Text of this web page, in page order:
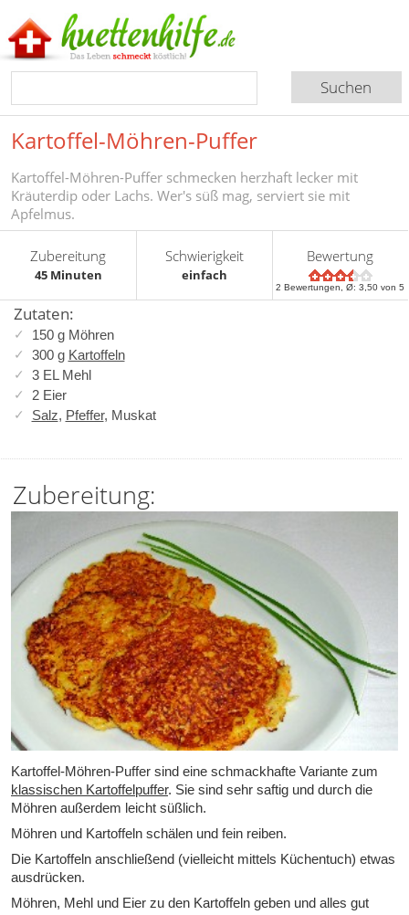
Kartoffel-Möhren-Puffer
Kartoffel-Möhren-Puffer schmecken herzhaft lecker mit
Kräuterdip oder Lachs. Wer's süß mag, serviert sie mit
Apfelmus.
Zubereitung
45 Minuten
Schwierigkeit
einfach
Bewertung
2 Bewertungen, Ø:3,50 von 5
Zutaten:
150 g Möhren
300 g Kartoffeln
3 EL Mehl
2 Eier
Salz, Pfeffer, Muskat
Zubereitung:
Kartoffel-Möhren-Puffer sind eine schmackhafte Variante zum
klassischen Kartoffelpuffer. Sie sind sehr saftig und durch die
Möhren außerdem leicht süßlich.
Möhren und Kartoffeln schälen und fein reiben.
Die Kartoffeln anschließend (vielleicht mittels Küchentuch) etwas
ausdrücken.
Möhren, Mehl und Eier zu den Kartoffeln geben und alles gut